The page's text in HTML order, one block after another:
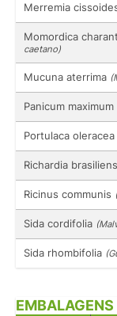
Merremia
Momordica
caetano)
Mucuna aterrima
Panicum maximum
Portulaca oleracea
Richardia
Ricinus communis
Sida cordifolia
Sida rhombifolia
EMBALAGENS